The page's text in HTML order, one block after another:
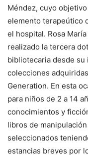
Méndez, cuyo
elemento terapeútico
el hospital. Rosa
realizado la tercera
bibliotecaria desde su
colecciones
Generation. En esta
para niños de 2 a 14
conocimientos y
libros de
seleccionados
estancias breves por